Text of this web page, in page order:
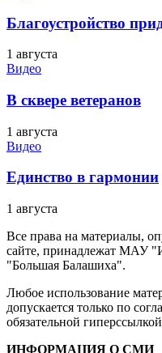
Благоустройство
1 августа
Видео
В сквере ветеранов
1 августа
Видео
Единство в гармонии
1 августа
Все права на материалы,
сайте, принадлежат МАУ
"Большая Балашиха".
Любое использование
допускается только по
обязательной
ИНФОРМАЦИЯ О СМИ